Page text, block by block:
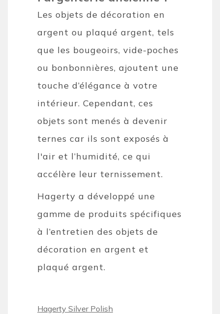
Les objets de décoration en
argent ou plaqué argent, tels
que les bougeoirs, vide-poches
ou bonbonnières, ajoutent une
touche d’élégance à votre
intérieur. Cependant, ces
objets sont menés à devenir
ternes car ils sont exposés à
l'air et l’humidité, ce qui
accélère leur ternissement.
Hagerty a développé une
gamme de produits spécifiques
à l’entretien des objets de
décoration en argent et
plaqué argent.
Hagerty Silver Polish